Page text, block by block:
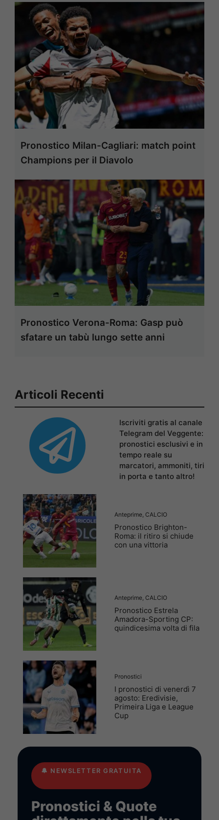
Pronostico Milan-Cagliari: match point
Champions per il Diavolo
Pronostico Verona-Roma: Gasp può
sfatare un tabù lungo sette anni
Articoli Recenti
Iscriviti gratis al canale
Telegram del Veggente:
pronostici esclusivi e in
tempo reale su
marcatori, ammoniti, tiri
in porta e tanto altro!
Anteprime CALCIO
Pronostico Brighton-
Roma: il ritiro si chiude
con una vittoria
Anteprime CALCIO
Pronostico Estrela
Amadora-Sporting CP:
quindicesima volta di fila
Pronostici
I pronostici di venerdì 7
agosto: Eredivisie,
Primeira Liga e League
Cup
🔔 NEWSLETTER GRATUITA
Pronostici & Quote